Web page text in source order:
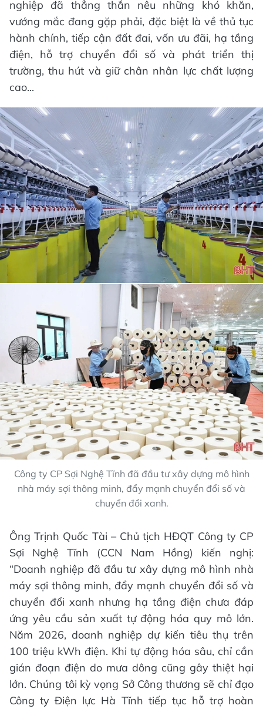
nghiệp đã thẳng thắn nêu những khó khăn,
vướng mắc đang gặp phải, đặc biệt là về thủ tục
hành chính, tiếp cận đất đai, vốn ưu đãi, hạ tầng
điện, hỗ trợ chuyển đổi số và phát triển thị
trường, thu hút và giữ chân nhân lực chất lượng
cao...
Công ty CP Sợi Nghệ Tĩnh đã đầu tư xây dựng mô hình
nhà máy sợi thông minh, đẩy mạnh chuyển đổi số và
chuyển đổi xanh.
Ông Trịnh Quốc Tài – Chủ tịch HĐQT Công ty CP
Sợi Nghệ Tĩnh (CCN Nam Hồng) kiến nghị:
“Doanh nghiệp đã đầu tư xây dựng mô hình nhà
máy sợi thông minh, đẩy mạnh chuyển đổi số và
chuyển đổi xanh nhưng hạ tầng điện chưa đáp
ứng yêu cầu sản xuất tự động hóa quy mô lớn.
Năm 2026, doanh nghiệp dự kiến tiêu thụ trên
100 triệu kWh điện. Khi tự động hóa sâu, chỉ cần
gián đoạn điện do mưa dông cũng gây thiệt hại
lớn. Chúng tôi kỳ vọng Sở Công thương sẽ chỉ đạo
Công ty Điện lực Hà Tĩnh tiếp tục hỗ trợ hoàn